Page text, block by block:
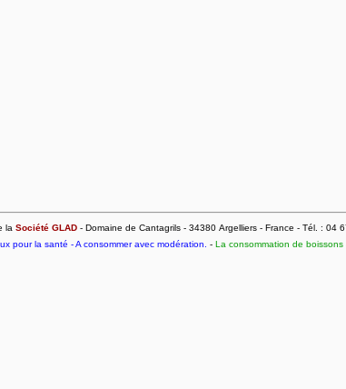
la Société GLAD- Domaine de Cantagrils - 34380 Argelliers - France - Tél. : 04
pour la santé - A consommer avec modération. - La consommation de